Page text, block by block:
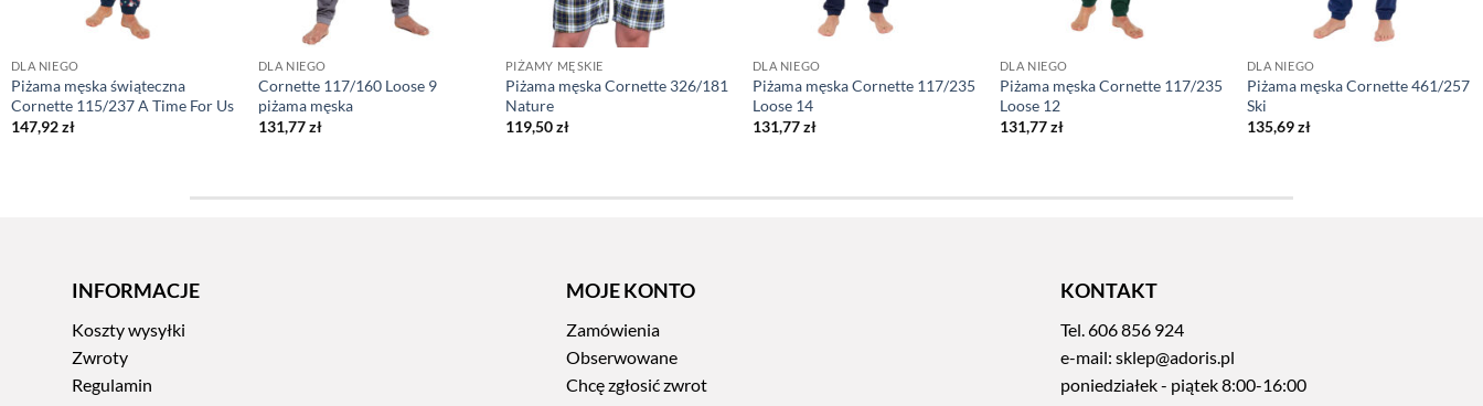
DLA NIEGO
Piżama męska świąteczna
Cornette 115/237 A Time For Us
147,92zł
DLA NIEGO
Cornette 117/160 Loose 9
piżama męska
131,77zł
PIŻAMY MĘSKIE
Piżama męska Cornette 326/181
Nature
119,50zł
DLA NIEGO
Piżama męska Cornette 117/235
Loose 14
131,77zł
DLA NIEGO
Piżama męska Cornette 117/235
Loose 12
131,77zł
DLA NIEGO
Piżama męska Cornette 461/257
Ski
135,69zł
INFORMACJE
Koszty wysyłki
Zwroty
Regulamin
MOJE KONTO
Zamówienia
Obserwowane
Chcę zgłosić zwrot
KONTAKT
Tel.606 856 924
e-mail: sklep@adoris.pl
poniedziałek - piątek 8:00-16:00